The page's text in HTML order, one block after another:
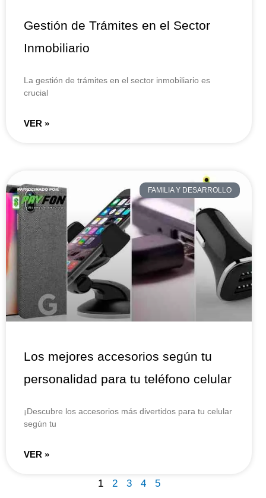
Gestión de Trámites en el Sector
Inmobiliario
La gestión de trámites en el sector inmobiliario es
crucial
VER »
FAMILIA Y DESARROLLO
Los mejores accesorios según tu
personalidad para tu teléfono celular
¡Descubre los accesorios más divertidos para tu celular
según tu
VER »
1 2 3 4 5